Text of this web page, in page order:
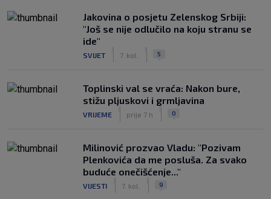
Jakovina o posjetu Zelenskog Srbiji:
"Još se nije odlučilo na koju stranu se
ide"
SVIJET 7. kol. 5
Toplinski val se vraća: Nakon bure,
stižu pljuskovi i grmljavina
VRIJEME prije 7 h 0
Milinović prozvao Vladu: "Pozivam
Plenkovića da me posluša. Za svako
buduće onečišćenje..."
VIJESTI 7. kol. 9